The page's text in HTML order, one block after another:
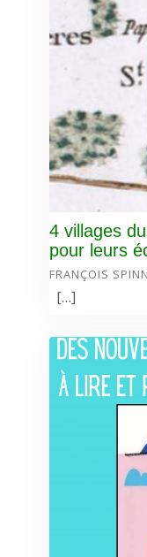
4 villages
pour leurs
FRANÇOIS
[…]